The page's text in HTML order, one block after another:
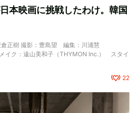
本映画に挑戦したわけ。韓国
正樹 撮影：豊島望 編集：川浦慧
イク：遠山美和子（THYMON Inc.） スタイ
22